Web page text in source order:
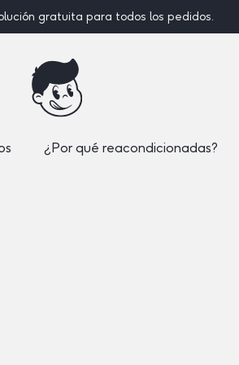
gratuita para todos los pedidos.
¿Por qué reacondicionadas?